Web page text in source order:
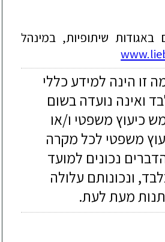
באגודות שיתופיות,במינהל
זו הינה למידע כללי
ואינה נועדה בשום
כיעוץ משפטי ו/או
משפטי לכל מקרה
הדברים נכונים למועד
ונכונותם עלולה
מעת לעת.